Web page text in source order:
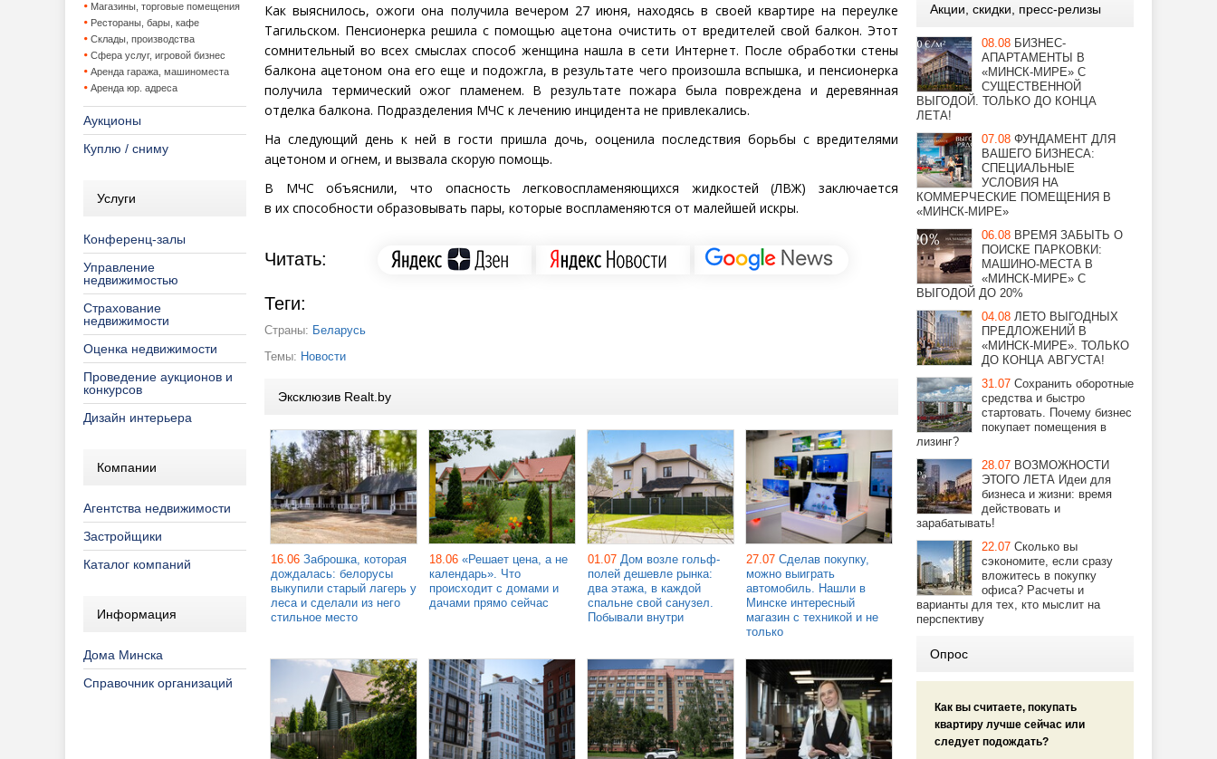
Магазины, торговые помещения
Рестораны, бары, кафе
Склады, производства
Сфера услуг, игровой бизнес
Аренда гаража, машиноместа
Аренда юр. адреса
Аукционы
Куплю / сниму
Услуги
Конференц-залы
Управление
недвижимостью
Страхование
недвижимости
Оценка недвижимости
Проведение аукционов и
конкурсов
Дизайн интерьера
Компании
Агентства недвижимости
Застройщики
Каталог компаний
Информация
Дома Минска
Справочник организаций
Как выяснилось, ожоги она получила вечером 27 июня, находясь в своей квартире на переулке
Тагильском. Пенсионерка решила с помощью ацетона очистить от вредителей свой балкон. Этот
сомнительный во всех смыслах способ женщина нашла в сети Интернет. После обработки стены
балкона ацетоном она его еще и подожгла, в результате чего произошла вспышка, и пенсионерка
получила термический ожог пламенем. В результате пожара была повреждена и деревянная
отделка балкона. Подразделения МЧС к лечению инцидента не привлекались.
На следующий день к ней в гости пришла дочь, ооценила последствия борьбы с вредителями
ацетоном и огнем, и вызвала скорую помощь.
В МЧС объяснили, что опасность легковоспламеняющихся жидкостей
(ЛВЖ) заключается
в их способности образовывать пары, которые воспламеняются от малейшей искры.
Читать:
Теги:
Страны: Беларусь
Темы: Новости
Эксклюзив Realt.by
16.06 Заброшка, которая
дождалась: белорусы
выкупили старый лагерь у
леса и сделали из него
стильное место
18.06 «Решает цена, а не
календарь». Что
происходит с домами и
дачами прямо сейчас
01.07 Дом возле гольф-
полей дешевле рынка:
два этажа, в каждой
спальне свой санузел.
Побывали внутри
27.07 Сделав покупку,
можно выиграть
автомобиль. Нашли в
Минске интересный
магазин с техникой и не
только
Акции, скидки, пресс-релизы
08.08 БИЗНЕС-
АПАРТАМЕНТЫ В
«МИНСК-МИРЕ» С
СУЩЕСТВЕННОЙ
ВЫГОДОЙ. ТОЛЬКО ДО КОНЦА
ЛЕТА!
07.08 ФУНДАМЕНТ ДЛЯ
ВАШЕГО БИЗНЕСА:
СПЕЦИАЛЬНЫЕ
УСЛОВИЯ НА
КОММЕРЧЕСКИЕ ПОМЕЩЕНИЯ В
«МИНСК-МИРЕ»
06.08 ВРЕМЯ ЗАБЫТЬ О
ПОИСКЕ ПАРКОВКИ:
МАШИНО-МЕСТА В
«МИНСК-МИРЕ» С
ВЫГОДОЙ ДО 20%
04.08 ЛЕТО ВЫГОДНЫХ
ПРЕДЛОЖЕНИЙ В
«МИНСК-МИРЕ». ТОЛЬКО
ДО КОНЦА АВГУСТА!
31.07 Сохранить оборотные
средства и быстро
стартовать. Почему бизнес
покупает помещения в
лизинг?
28.07 ВОЗМОЖНОСТИ
ЭТОГО ЛЕТА Идеи для
бизнеса и жизни: время
действовать и
зарабатывать!
22.07 Сколько вы
сэкономите, если сразу
вложитесь в покупку
офиса? Расчеты и
варианты для тех, кто мыслит на
перспективу
Опрос
Как вы считаете, покупать
квартиру лучше сейчас или
следует подождать?